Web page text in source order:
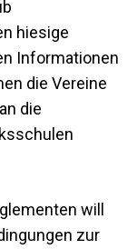
hiesige
Informationen
die Vereine
die
will
zur